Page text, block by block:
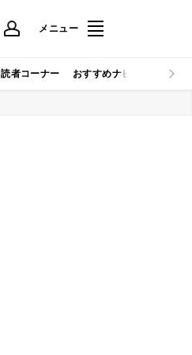
メニュー
読者コーナー おすすめナビ マイナビ